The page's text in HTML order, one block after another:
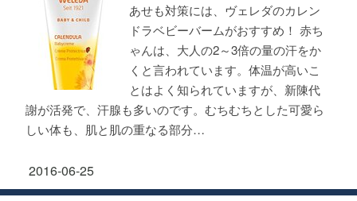
あせも対策には、ヴェレダのカレン
ドラベビーバームがおすすめ！ 赤ち
ゃんは、大人の2～3倍の量の汗をか
くと言われています。体温が高いこ
とはよく知られていますが、新陳代
謝が活発で、汗腺も多いのです。むちむちとした可愛ら
しい体も、肌と肌の重なる部分…
2016-06-25